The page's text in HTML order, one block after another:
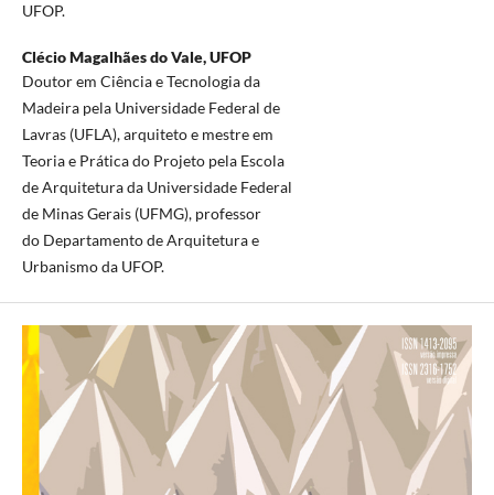
UFOP.
Clécio Magalhães do Vale,UFOP
Doutor em Ciência e Tecnologia da
Madeira pela Universidade Federal de
Lavras (UFLA), arquiteto e mestre em
Teoria e Prática do Projeto pela Escola
de Arquitetura da Universidade Federal
de Minas Gerais (UFMG), professor
do Departamento de Arquitetura e
Urbanismo da UFOP.